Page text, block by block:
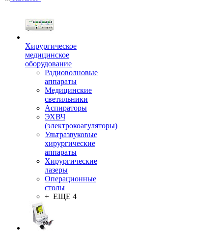
Хирургическое
медицинское
оборудование
Радиоволновые
аппараты
Медицинские
светильники
Аспираторы
ЭХВЧ
(электрокоагуляторы)
Ультразвуковые
хирургические
аппараты
Хирургические
лазеры
Операционные
столы
+ ЕЩЕ 4